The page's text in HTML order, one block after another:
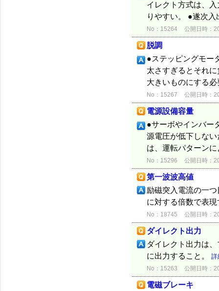
イレクト方式は、
りやすい。 ●遂次
No：15264 公開日時：
脱調
●ステッピングモー
太さすぎるとそれ
大きいものにする
No：15267 公開日時：
電源設備容量
●サーボやインバー
源電圧が低下しな
は、運転パターン
No：15296 公開日時：
第一波波高値
励磁突入電流の一
に対する倍数で表
No：18745 公開日時：
ダイレクト出力
ダイレクト出力は
に出力すること。 詳
No：15263 公開日時：
電磁ブレーキ